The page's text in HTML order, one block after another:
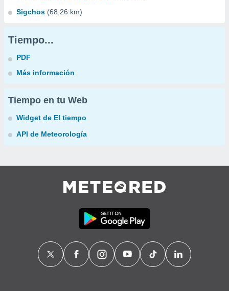
Sigchos (68.26 km)
Tiempo...
PDF
Más información
Tiempo en tu Web
Widget de El tiempo
API de Meteorología